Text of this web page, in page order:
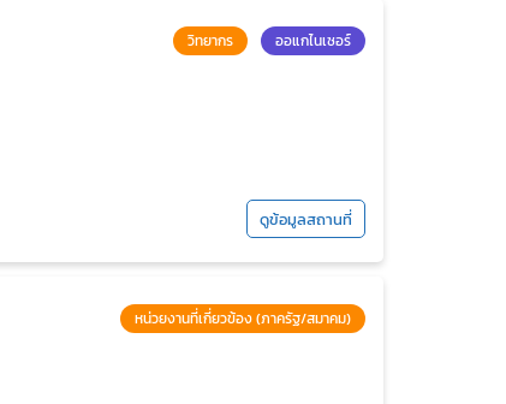
วิทยากร ออแกไนเซอร์
ดูข้อมูลสถานที่
หน่วยงานที่เกี่ยวข้อง (ภาครัฐ/สมาคม)